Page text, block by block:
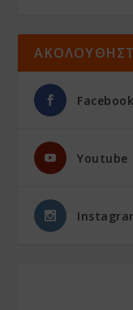
Facebook
Youtube